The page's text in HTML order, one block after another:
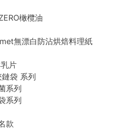
橄欖油
無漂白防沾烘焙料理紙
片
袋 系列
系列
系列
款